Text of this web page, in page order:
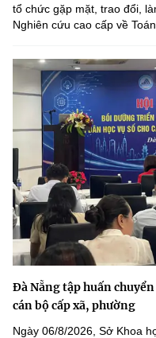
tổ chức gặp mặt, trao đổi,
Nghiên cứu cao cấp về
Đà Nẵng tập huấn
cán bộ cấp xã, phường
Ngày 06/8/2026, Sở Khoa